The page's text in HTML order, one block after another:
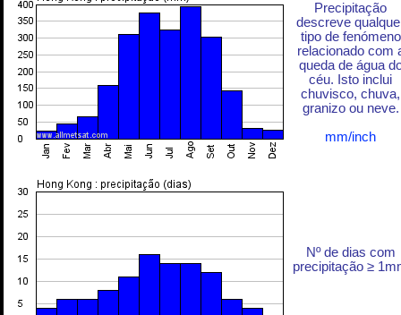
Precipitação
descreve
tipo de fenómeno
relacionado com
queda de água
céu. Isto inclui
chuvisco, chuva,
granizo ou neve.
mm/inch
Nº de dias com
precipitação ≥